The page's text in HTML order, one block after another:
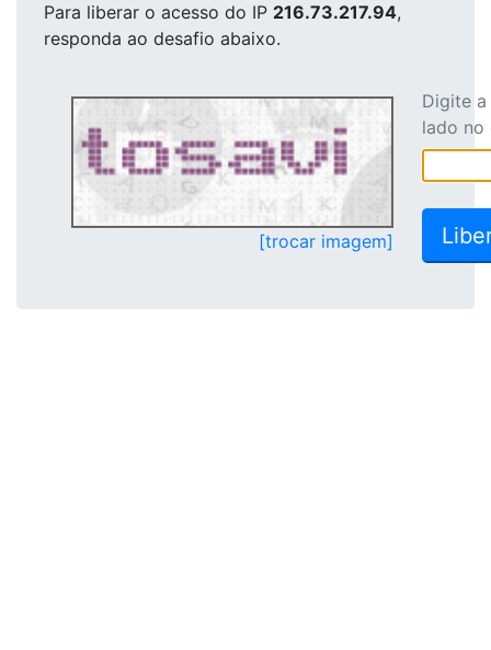
Para liberar o acesso do IP 216.73.217.94,
responda ao desafio abaixo.
[trocar imagem]
Digite
lado no